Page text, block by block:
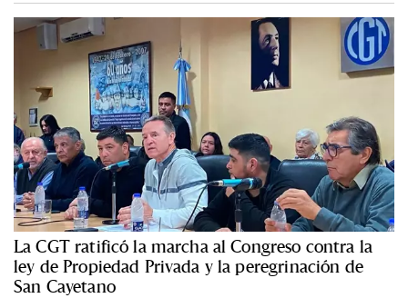
La CGT ratificó la marcha al Congreso contra la
ley de Propiedad Privada y la peregrinación de
San Cayetano